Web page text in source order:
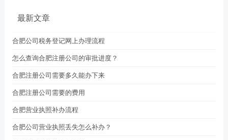
最新文章
合肥公司税务登记网上办理流程
怎么查询合肥注册公司的审批进度？
合肥注册公司需要多久能办下来
合肥注册公司需要的费用
合肥营业执照补办流程
合肥公司营业执照丢失怎么补办？